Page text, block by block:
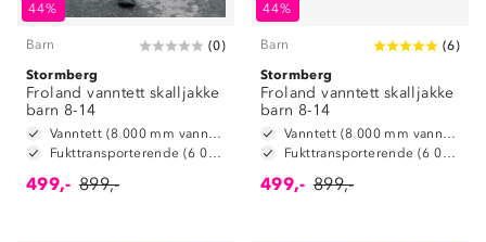
44%
Barn (0)
Stormberg
Froland vanntett skalljakke
barn 8-14
Vanntett (8 000 mm vannsøyle)
Fukttransporterende (6 000 g/m2/24t)
499,- 899,-
44%
Barn (6)
Stormberg
Froland vanntett skalljakke
barn 8-14
Vanntett (8 000 mm vannsøyle)
Fukttransporterende (6 000 g/m2/24t)
499,- 899,-